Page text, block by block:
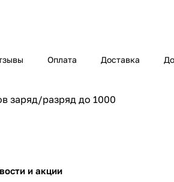
Оплата Доставка
заряд/разряд до 1000
и акции